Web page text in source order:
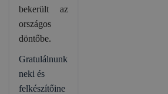
bekerült az
országos
döntőbe.
Gratulálnunk
neki és
felkészítőine